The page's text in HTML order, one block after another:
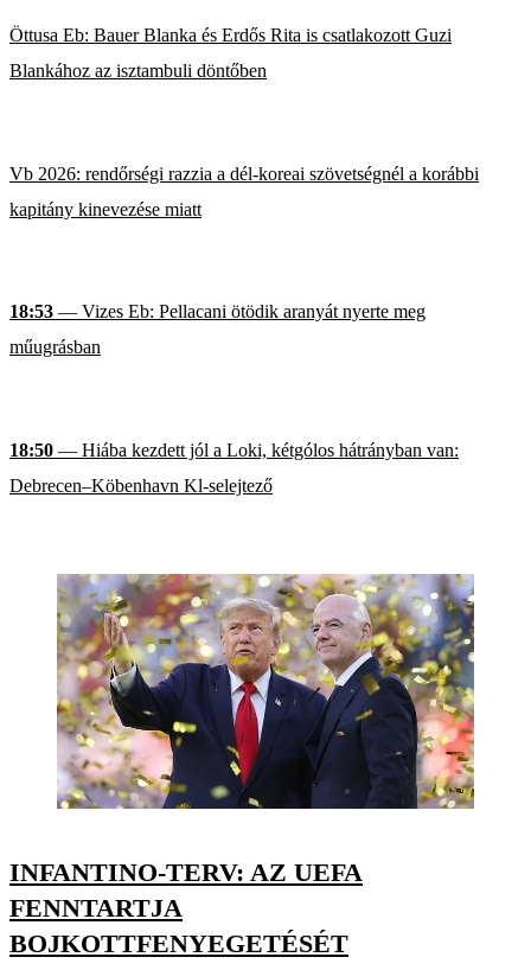
Öttusa Eb: Bauer Blanka és Erdős Rita is csatlakozott Guzi
Blankához az isztambuli döntőben
Vb 2026: rendőrségi razzia a dél-koreai szövetségnél a korábbi
kapitány kinevezése miatt
18:53 — Vizes Eb: Pellacani ötödik aranyát nyerte meg
műugrásban
18:50 — Hiába kezdett jól a Loki, kétgólos hátrányban van:
Debrecen–Köbenhavn Kl-selejtező
INFANTINO-TERV: AZ UEFA
FENNTARTJA
BOJKOTTFENYEGETÉSÉT